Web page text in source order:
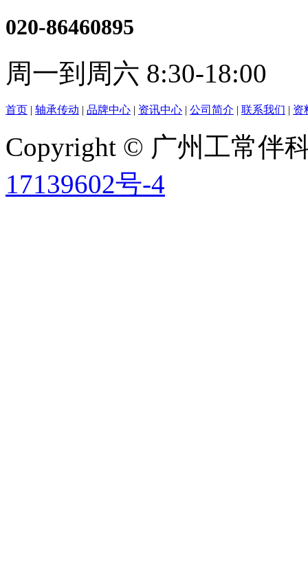
020-86460895
周一到周六 8:30-18:00
首页 | 轴承传动 | 品牌中心 | 资讯中心 | 公司简介 | 联系我们 | 资
Copyright © 广州工常伴
17139602号-4